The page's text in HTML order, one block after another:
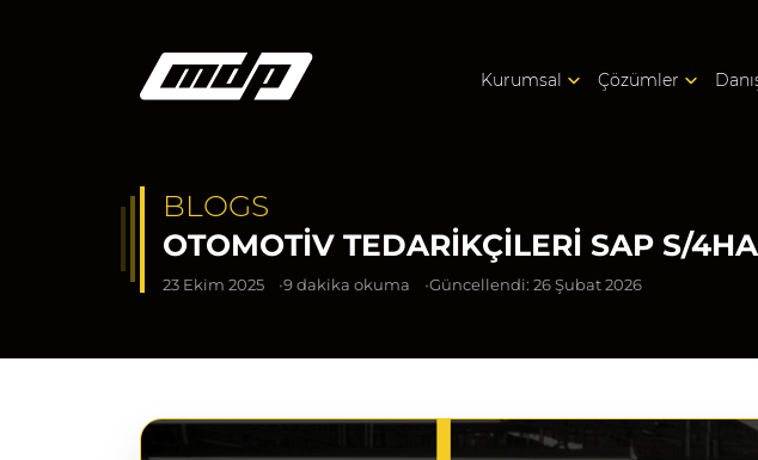
Kurumsal Çözümler
BLOGS
OTOMOTIV TEDARIKÇILERI SAP S/
23 Ekim 2025 9 dakika okuma Güncellendi: 26 Şubat 2026